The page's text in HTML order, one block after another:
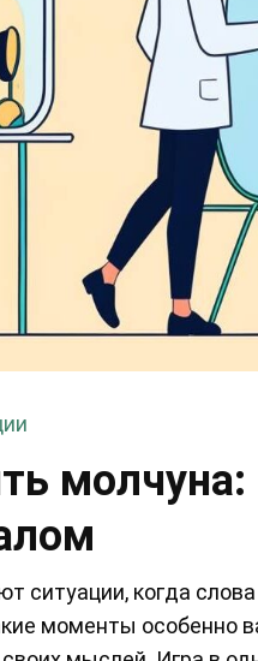
ситуации, когда
моменты особенно